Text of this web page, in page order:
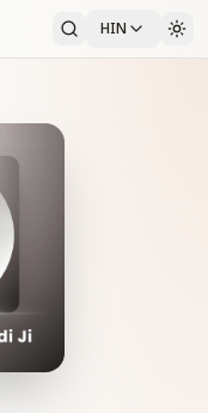
HIN